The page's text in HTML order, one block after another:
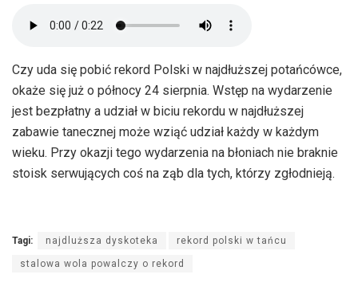
Czy uda się pobić rekord Polski w najdłuższej potańcówce,
okaże się już o północy 24 sierpnia. Wstęp na wydarzenie
jest bezpłatny a udział w biciu rekordu w najdłuższej
zabawie tanecznej może wziąć udział każdy w każdym
wieku. Przy okazji tego wydarzenia na błoniach nie braknie
stoisk serwujących coś na ząb dla tych, którzy zgłodnieją.
Tagi: najdluższa dyskoteka rekord polski w tańcu
stalowa wola powalczy o rekord